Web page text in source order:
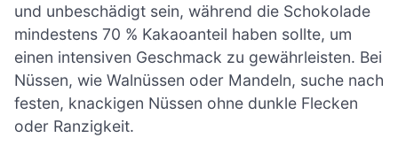
und unbeschädigt sein, während die Schokolade
mindestens 70 % Kakaoanteil haben sollte, um
einen intensiven Geschmack zu gewährleisten. Bei
Nüssen, wie Walnüssen oder Mandeln, suche nach
festen, knackigen Nüssen ohne dunkle Flecken
oder Ranzigkeit.